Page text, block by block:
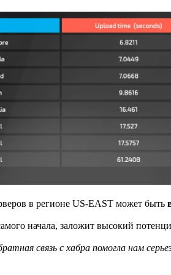
в регионе US-EAST может быть
начала, заложит высокий
связь с хабра помогла нам